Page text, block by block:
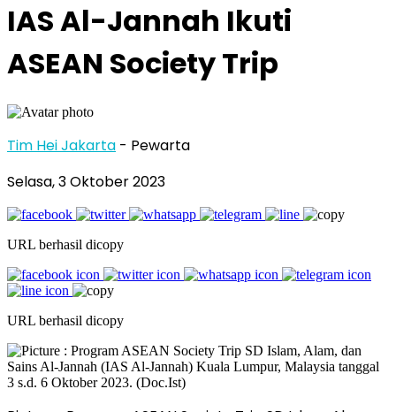
IAS Al-Jannah Ikuti
ASEAN Society Trip
Tim Hei Jakarta - Pewarta
Selasa, 3 Oktober 2023
URL berhasil dicopy
URL berhasil dicopy